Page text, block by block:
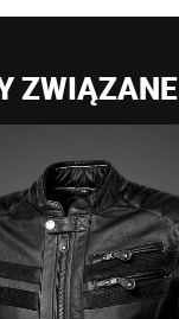
ZWIĄZANE